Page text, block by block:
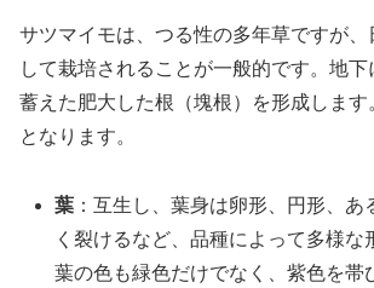
サツマイモは、つる性の多年草ですが、
して栽培されることが一般的です。地
蓄えた肥大した根（塊根）を形成します
となります。
葉 ：互生し、葉身は卵形、円形、あ
く裂けるなど、品種によって多様な
葉の色も緑色だけでなく、紫色を帯